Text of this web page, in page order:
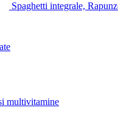
Spaghetti integrale,
multivitamine